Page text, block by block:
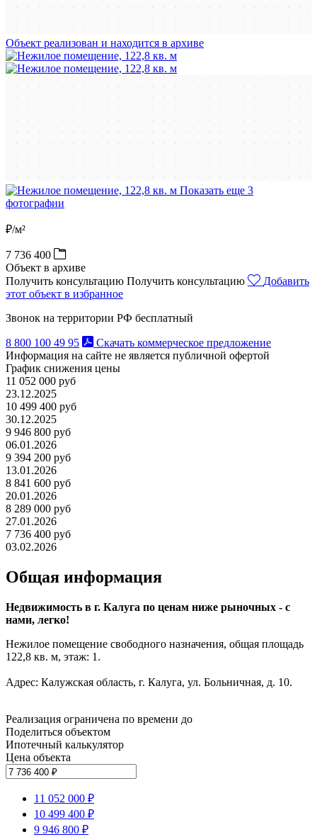
Объект реализован и находится в архиве
Показать еще 3
фотографии
₽/м²
7 736 400
Объект в архиве
Получить консультацию Получить консультацию
Добавить
этот объект в избранное
Звонок на территории РФ бесплатный
8 800 100 49 95
Скачать коммерческое предложение
Информация на сайте не является публичной офертой
График снижения цены
11 052 000 руб
23.12.2025
10 499 400 руб
30.12.2025
9 946 800 руб
06.01.2026
9 394 200 руб
13.01.2026
8 841 600 руб
20.01.2026
8 289 000 руб
27.01.2026
7 736 400 руб
03.02.2026
Общая информация
Недвижимость в г. Калуга по ценам ниже рыночных - с
нами, легко!
Нежилое помещение свободного назначения, общая площадь
122,8 кв. м, этаж: 1.
Адрес: Калужская область, г. Калуга, ул. Больничная, д. 10.
Реализация ограничена по времени до
Поделиться объектом
Ипотечный калькулятор
Цена объекта
11 052 000 ₽
10 499 400 ₽
9 946 800 ₽